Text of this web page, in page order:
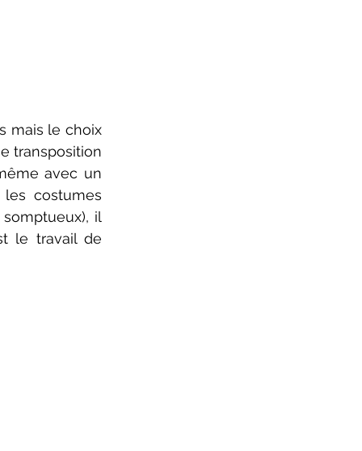
mais le choix
transposition
avec un
costumes
il
le travail de